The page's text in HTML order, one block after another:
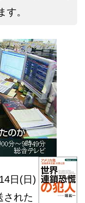
す。
日(日)
された